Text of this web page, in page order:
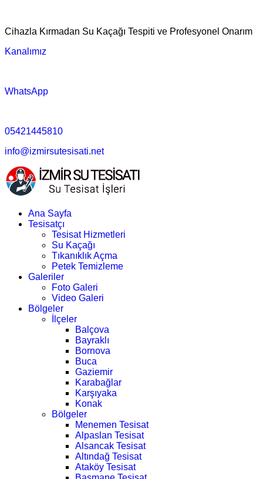
Cihazla Kırmadan Su Kaçağı Tespiti ve Profesyonel Onarım
Kanalımız
WhatsApp
05421445810
info@izmirsutesisati.net
Ana Sayfa
Tesisatçı
Tesisat Hizmetleri
Su Kaçağı
Tıkanıklık Açma
Petek Temizleme
Galeriler
Foto Galeri
Video Galeri
Bölgeler
İlçeler
Balçova
Bayraklı
Bornova
Buca
Gaziemir
Karabağlar
Karşıyaka
Konak
Bölgeler
Menemen Tesisat
Alpaslan Tesisat
Alsancak Tesisat
Altındağ Tesisat
Ataköy Tesisat